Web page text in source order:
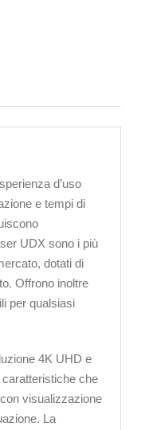
d’uso
e tempi di
UDX sono i più
dotati di
Offrono inoltre
per qualsiasi
4K UHD e
che
visualizzazione
La